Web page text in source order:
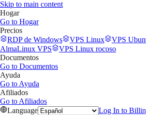
Skip to main content
Hogar
Go to Hogar
Precios
RDP de Windows
VPS Linux VPS
AlmaLinux VPS
VPS Linux rocoso
Documentos
Go to Documentos
Ayuda
Go to Ayuda
Afiliados
Go to Afiliados
Language
Log In to